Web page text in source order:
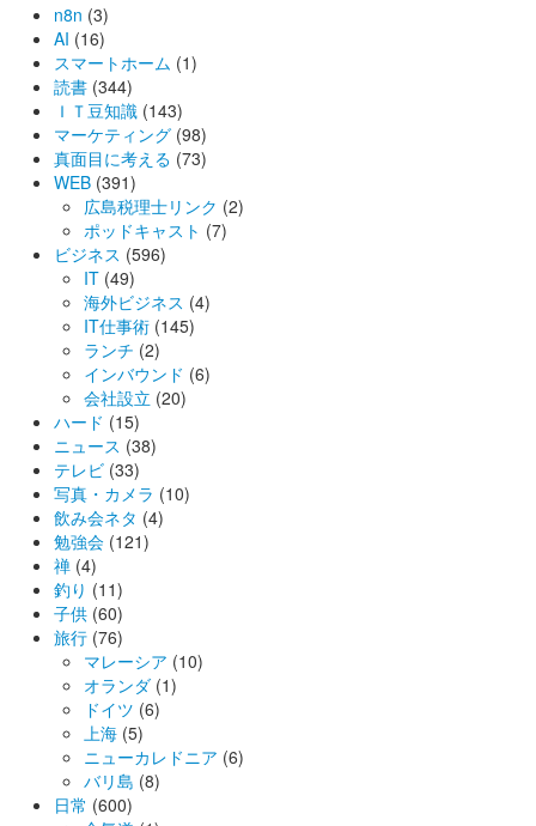
n8n (3)
AI (16)
スマートホーム (1)
読書 (344)
ＩＴ豆知識 (143)
マーケティング (98)
真面目に考える (73)
WEB (391)
広島税理士リンク (2)
ポッドキャスト (7)
ビジネス (596)
IT (49)
海外ビジネス (4)
IT仕事術 (145)
ランチ (2)
インバウンド (6)
会社設立 (20)
ハード (15)
ニュース (38)
テレビ (33)
写真・カメラ (10)
飲み会ネタ (4)
勉強会 (121)
禅 (4)
釣り (11)
子供 (60)
旅行 (76)
マレーシア (10)
オランダ (1)
ドイツ (6)
上海 (5)
ニューカレドニア (6)
バリ島 (8)
日常 (600)